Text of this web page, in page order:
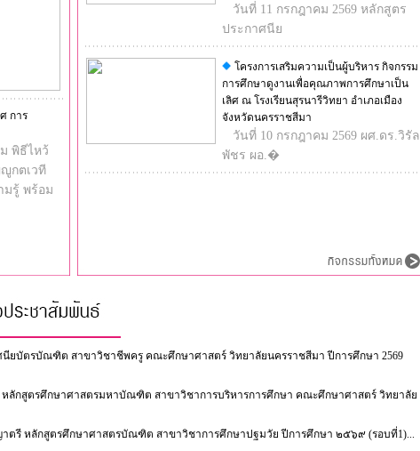
การ
พิธีไหว้
กตเวที
รู้ พร้อม
วันที่ 11 กรกฎาคม 2569 หลักสูตร
ประกาศนีย
โครงการเสริมความเป็นผู้บริหาร กิจกรรม
การศึกษาดูงานเพื่อคุณภาพการศึกษาเป็น
เลิศ ณ โรงเรียนสุรนารีวิทยา อำเภอเมือง
จังหวัดนครราชสีมา
วันที่ 10 กรกฎาคม 2569 ผศ.ดร.วิรัล
พัชร ผอ.�
ยบัตรบัณฑิต สาขาวิชาชีพครู คณะศึกษาศาสตร์ วิทยาลัยนครราชสีมา ปีการศึกษา 2569
ลักสูตรศึกษาศาสตรมหาบัณฑิต สาขาวิชาการบริหารการศึกษา คณะศึกษาศาสตร์ วิทยาลัย
รี หลักสูตรศึกษาศาสตรบัณฑิต สาขาวิชาการศึกษาปฐมวัย ปีการศึกษา ๒๕๖๙ (รอบที่1)...